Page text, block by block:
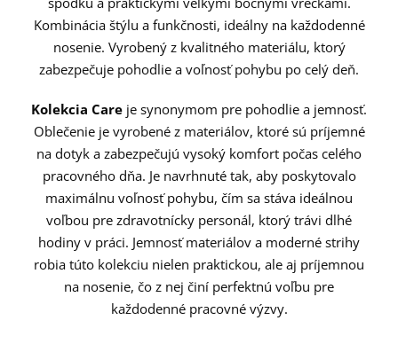
Kombinácia štýlu a funkčnosti, ideálny na každodenné
nosenie. Vyrobený z kvalitného materiálu, ktorý
zabezpečuje pohodlie a voľnosť pohybu po celý deň.
Kolekcia Care je synonymom pre pohodlie a jemnosť.
Oblečenie je vyrobené z materiálov, ktoré sú príjemné
na dotyk a zabezpečujú vysoký komfort počas celého
pracovného dňa. Je navrhnuté tak, aby poskytovalo
maximálnu voľnosť pohybu, čím sa stáva ideálnou
voľbou pre zdravotnícky personál, ktorý trávi dlhé
hodiny v práci. Jemnosť materiálov a moderné strihy
robia túto kolekciu nielen praktickou, ale aj príjemnou
na nosenie, čo z nej činí perfektnú voľbu pre
každodenné pracovné výzvy.